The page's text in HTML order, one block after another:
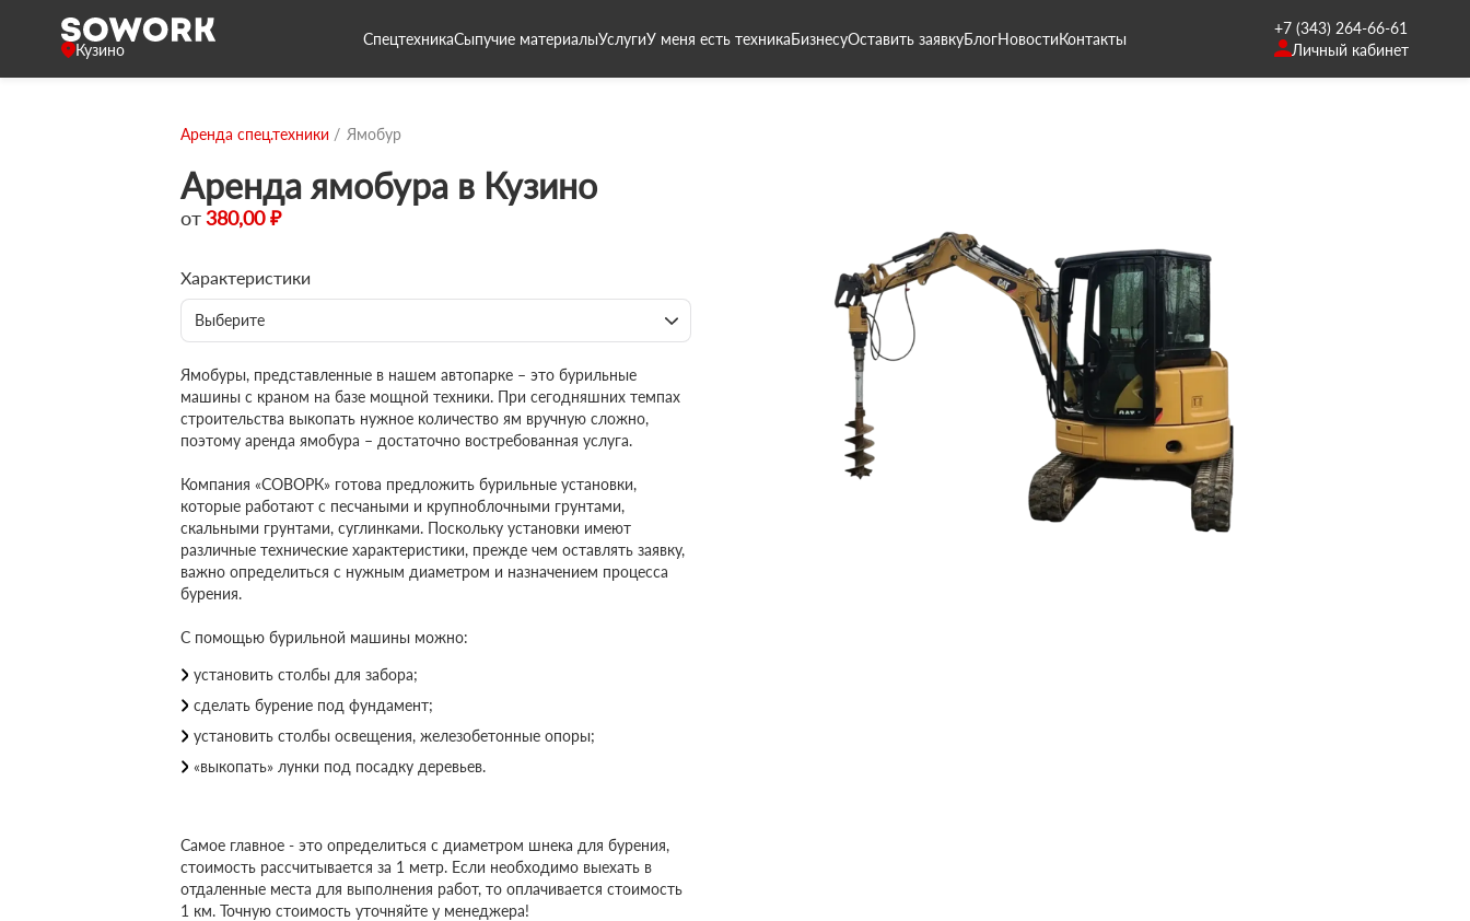
Кузино
СпецтехникаСыпучие материалыУслугиУ меня есть техникаБизнесуОставить заявкуБлогНовостиКонтакты
+7 (343) 264-66-61
Личный кабинет
Аренда спец.техники Ямобур
Аренда ямобура в Кузино
от380,00 ₽
Характеристики
Выберите
Ямобуры, представленные в нашем автопарке – это бурильные
машины с краном на базе мощной техники. При сегодняшних темпах
строительства выкопать нужное количество ям вручную сложно,
поэтому аренда ямобура – достаточно востребованная услуга.
Компания «СОВОРК» готова предложить бурильные установки,
которые работают с песчаными и крупноблочными грунтами,
скальными грунтами, суглинками. Поскольку установки имеют
различные технические характеристики, прежде чем оставлять заявку,
важно определиться с нужным диаметром и назначением процесса
бурения.
С помощью бурильной машины можно:
установить столбы для забора;
сделать бурение под фундамент;
установить столбы освещения, железобетонные опоры;
«выкопать» лунки под посадку деревьев.
Самое главное - это определиться с диаметром шнека для бурения,
стоимость рассчитывается за 1 метр. Если необходимо выехать в
отдаленные места для выполнения работ, то оплачивается стоимость
1 км. Точную стоимость уточняйте у менеджера!